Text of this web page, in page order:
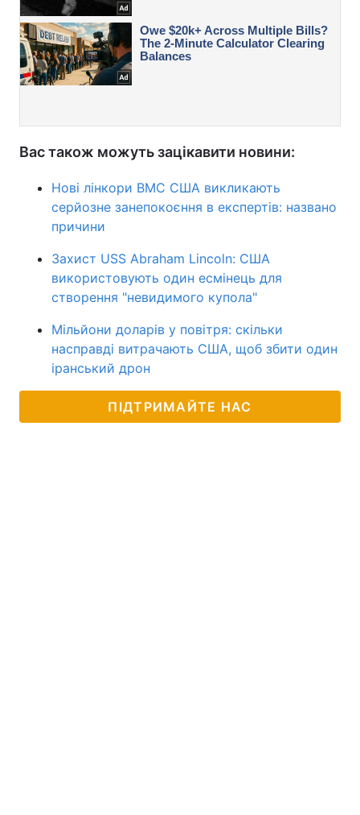
Вас також можуть зацікавити новини:
Нові лінкори ВМС США викликають
серйозне занепокоєння в експертів: названо
причини
Захист USS Abraham Lincoln: США
використовують один есмінець для
створення "невидимого купола"
Мільйони доларів у повітря: скільки
насправді витрачають США, щоб збити один
іранський дрон
ПІДТРИМАЙТЕ НАС